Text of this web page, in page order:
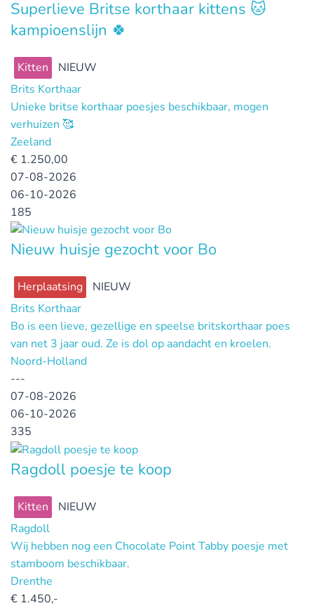
Superlieve Britse korthaar kittens 🐱
kampioenslijn 🍀
Kitten
NIEUW
Brits Korthaar
Unieke britse korthaar poesjes beschikbaar, mogen
verhuizen 🥰
Zeeland
€ 1.250,00
07-08-2026
06-10-2026
185
Nieuw huisje gezocht voor Bo
Herplaatsing
NIEUW
Brits Korthaar
Bo is een lieve, gezellige en speelse britskorthaar poes
van net 3 jaar oud. Ze is dol op aandacht en kroelen.
Noord-Holland
---
07-08-2026
06-10-2026
335
Ragdoll poesje te koop
Kitten
NIEUW
Ragdoll
Wij hebben nog een Chocolate Point Tabby poesje met
stamboom beschikbaar.
Drenthe
€ 1.450,-